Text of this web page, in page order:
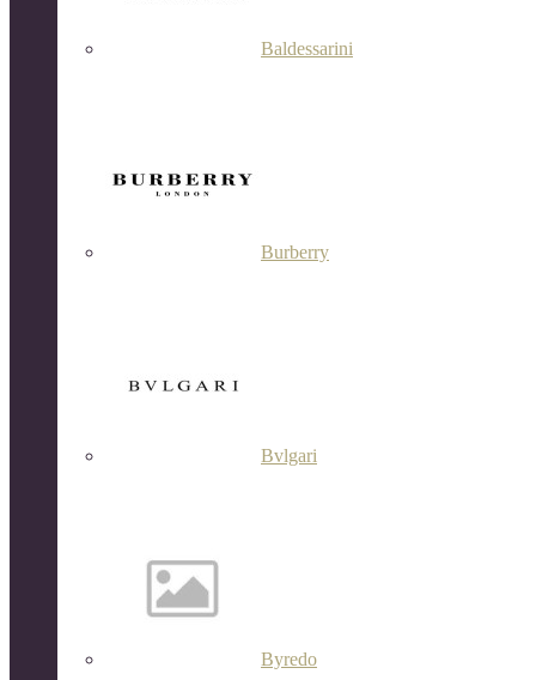
Baldessarini
Burberry
Bvlgari
Byredo